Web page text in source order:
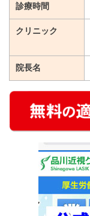
診療時間
クリニック
院長名